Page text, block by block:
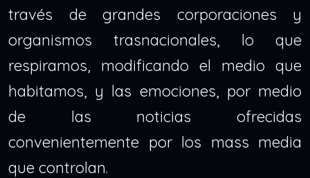
través de grandes corporaciones y
organismos trasnacionales, lo que
respiramos, modificando el medio que
habitamos, y las emociones, por medio
de las noticias ofrecidas
convenientemente por los mass media
que controlan.